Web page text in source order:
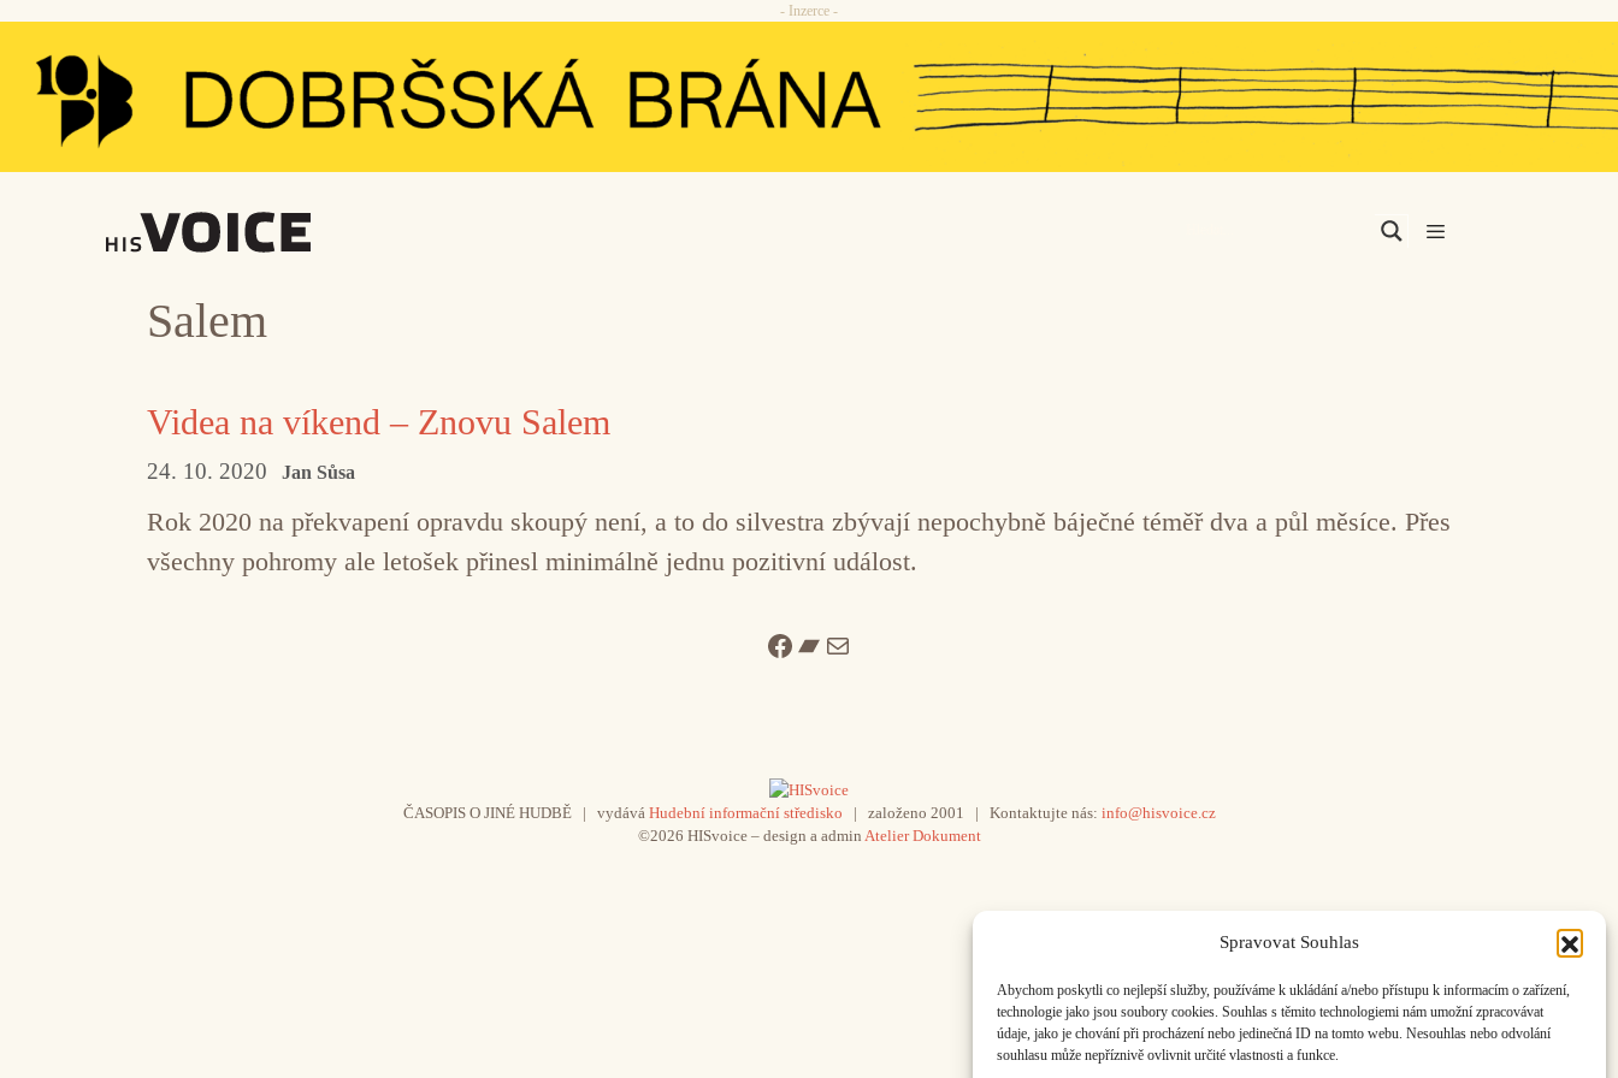
Spravovat Souhlas
Abychom poskytli co nejlepší služby, používáme k ukládání a/nebo přístupu k informacím o zařízení,
technologie jako jsou soubory cookies. Souhlas s těmito technologiemi nám umožní zpracovávat
údaje, jako je chování při procházení nebo jedinečná ID na tomto webu. Nesouhlas nebo odvolání
souhlasu může nepříznivě ovlivnit určité vlastnosti a funkce.
Přeskočit
obsah
- Inzerce -
Salem
Videa na víkend – Znovu Salem
24. 10. 2020 Jan Sůsa
Rok 2020 na překvapení opravdu skoupý není, a to do silvestra zbývají nepochybně báječné téměř dva a půl měsíce. Přes
všechny pohromy ale letošek přinesl minimálně jednu pozitivní událost.
Facebook
Bandcamp
Mail
ČASOPIS O JINÉ HUDBĚ | vydává Hudební informační středisko | založeno 2001 | Kontaktujte nás: info@hisvoice.cz
©2026 HISvoice – design a admin Atelier Dokument